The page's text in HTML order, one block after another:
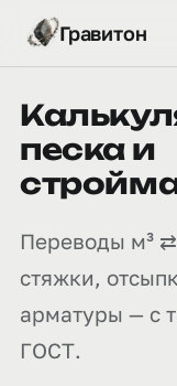
Гравитон
песка и
Переводы м³
стяжки,
арматуры — с
ГОСТ.